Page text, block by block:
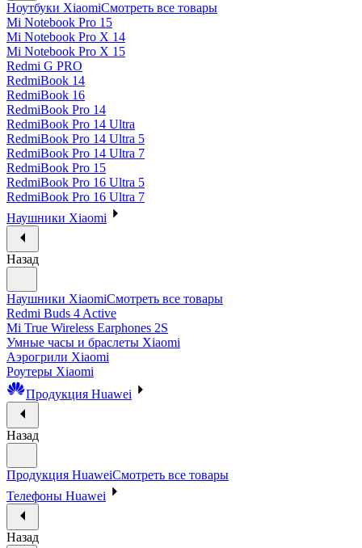
Ноутбуки XiaomiСмотреть все товары
Mi Notebook Pro 15
Mi Notebook Pro X 14
Mi Notebook Pro X 15
Redmi G PRO
RedmiBook 14
RedmiBook 16
RedmiBook Pro 14
RedmiBook Pro 14 Ultra
RedmiBook Pro 14 Ultra 5
RedmiBook Pro 14 Ultra 7
RedmiBook Pro 15
RedmiBook Pro 16 Ultra 5
RedmiBook Pro 16 Ultra 7
Наушники Xiaomi
Назад
Наушники XiaomiСмотреть все товары
Redmi Buds 4 Active
Mi True Wireless Earphones 2S
Умные часы и браслеты Xiaomi
Аэрогрили Xiaomi
Роутеры Xiaomi
Продукция Huawei
Назад
Продукция HuaweiСмотреть все товары
Телефоны Huawei
Назад